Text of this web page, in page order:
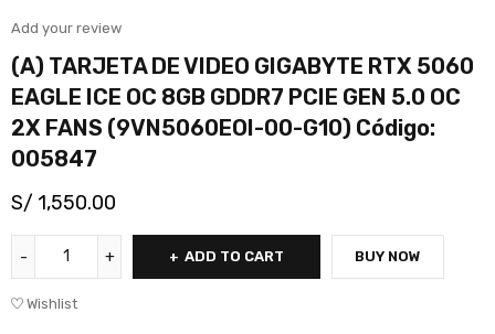
Add your review
(A) TARJETA DE VIDEO GIGABYTE RTX 5060
EAGLE ICE OC 8GB GDDR7 PCIE GEN 5.0 OC
2X FANS (9VN5060EOI-00-G10) Código:
005847
S/ 1,550.00
ADD TO CART BUY NOW
Wishlist